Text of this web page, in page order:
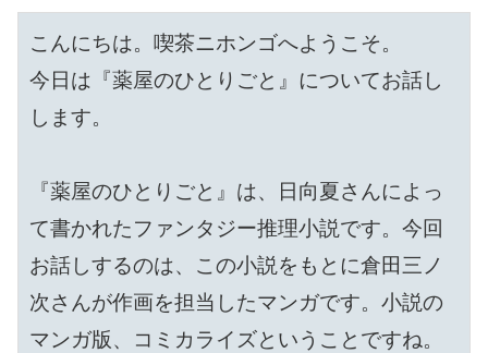
こんにちは。喫茶ニホンゴへようこそ。
今日は『薬屋のひとりごと』についてお話し
します。
『薬屋のひとりごと』は、日向夏さんによっ
て書かれたファンタジー推理小説です。今回
お話しするのは、この小説をもとに倉田三ノ
次さんが作画を担当したマンガです。小説の
マンガ版、コミカライズということですね。